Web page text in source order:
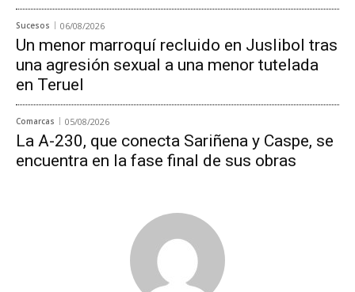
Sucesos 06/08/2026
Un menor marroquí recluido en Juslibol tras
una agresión sexual a una menor tutelada
en Teruel
Comarcas 05/08/2026
La A-230, que conecta Sariñena y Caspe, se
encuentra en la fase final de sus obras